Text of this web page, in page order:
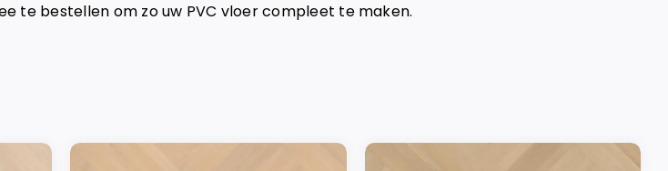
te bestellen om zo uw PVC vloer compleet te maken.